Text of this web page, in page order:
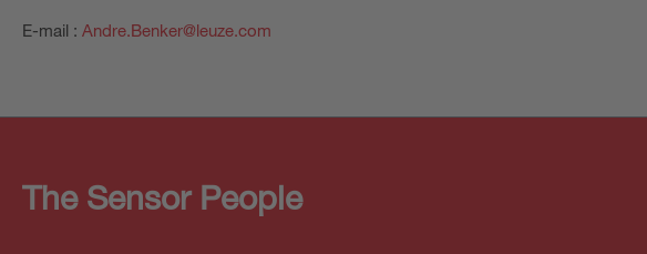
E-mail : Andre.Benker@leuze.com
The Sensor People